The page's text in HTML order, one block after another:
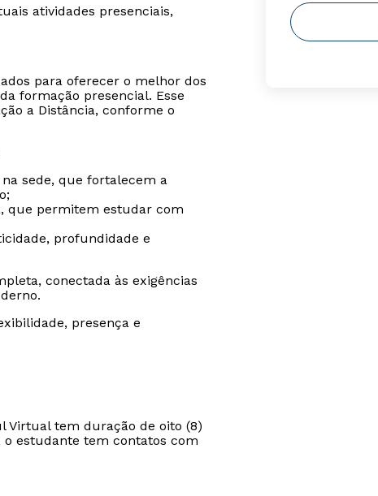
atividades presenciais,
para oferecer o melhor dos
formação presencial. Esse
a Distância, conforme o
sede, que fortalecem a
que permitem estudar com
profundidade e
conectada às exigências
presença e
Virtual tem duração de oito (8)
o estudante tem contatos com